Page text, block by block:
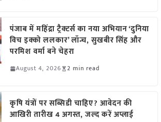
पंजाब में महिंद्रा ट्रैक्टर्स का नया अभियान ‘दुनिया
विच इक्को ललकार’ लॉन्च, सुखबीर सिंह और
परमिश वर्मा बने चेहरा
August 4, 2026 2 min read
कृषि यंत्रों पर सब्सिडी चाहिए? आवेदन की
आखिरी तारीख 4 अगस्त, जल्द करें अप्लाई